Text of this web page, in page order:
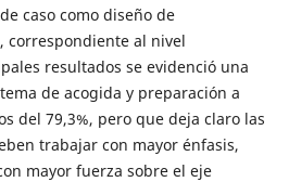
caso como diseño de
correspondiente al nivel
resultados se evidenció una
de acogida y preparación a
del 79,3%, pero que deja claro las
trabajar con mayor énfasis,
mayor fuerza sobre el eje